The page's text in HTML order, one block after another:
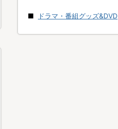
ドラマ・番組グッズ&DVD